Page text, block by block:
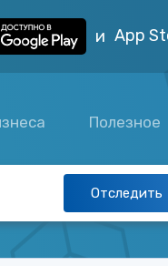
и App
Полезное
Отследить